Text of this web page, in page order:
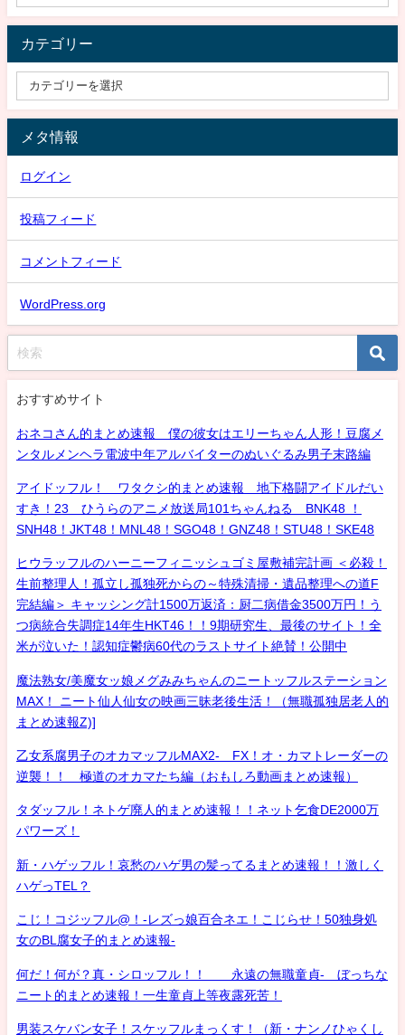
カテゴリー
メタ情報
ログイン
投稿フィード
コメントフィード
WordPress.org
おすすめサイト
おネコさん的まとめ速報 僕の彼女はエリーちゃん人形！豆腐メ
ンタルメンヘラ電波中年アルバイターのぬいぐるみ男子末路編
アイドッフル！ ワタクシ的まとめ速報 地下格闘アイドルだい
すき！23 ひうらのアニメ放送局101ちゃんねる BNK48 ！
SNH48！JKT48！MNL48！SGO48！GNZ48！STU48！SKE48
ヒウラッフルのハーニーフィニッシュゴミ屋敷補完計画 ＜必殺！
生前整理人！孤立し孤独死からの～特殊清掃・遺品整理への道F
完結編＞ キャッシング計1500万返済：厨二病借金3500万円！う
つ病統合失調症14年生HKT46！！9期研究生、最後のサイト！全
米が泣いた！認知症鬱病60代のラストサイト絶賛！公開中
魔法熟女/美魔女ッ娘メグみみちゃんのニートッフルステーション
MAX！ ニート仙人仙女の映画三昧老後生活！（無職孤独居老人的
まとめ速報Z)]
乙女系腐男子のオカマッフルMAX2- FX！オ・カマトレーダーの
逆襲！！ 極道のオカマたち編（おもしろ動画まとめ速報）
タダッフル！ネトゲ廃人的まとめ速報！！ネット乞食DE2000万
パワーズ！
新・ハゲッフル！哀愁のハゲ男の髪ってるまとめ速報！！激しく
ハゲっTEL？
こじ！コジッフル@！-レズっ娘百合ネエ！こじらせ！50独身処
女のBL腐女子的まとめ速報-
何だ！何が？真・シロッフル！！ 永遠の無職童貞- ぼっちな
ニート的まとめ速報！一生童貞上等夜露死苦！
男装スケバン女子！スケッフルまっくす！（新・ナンノひゃくし